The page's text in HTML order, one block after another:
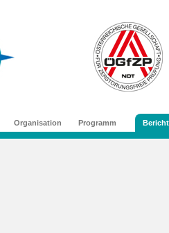
Organisation Programm